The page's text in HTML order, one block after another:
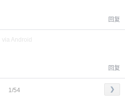
回复
via Android
回复
1/54 ❯